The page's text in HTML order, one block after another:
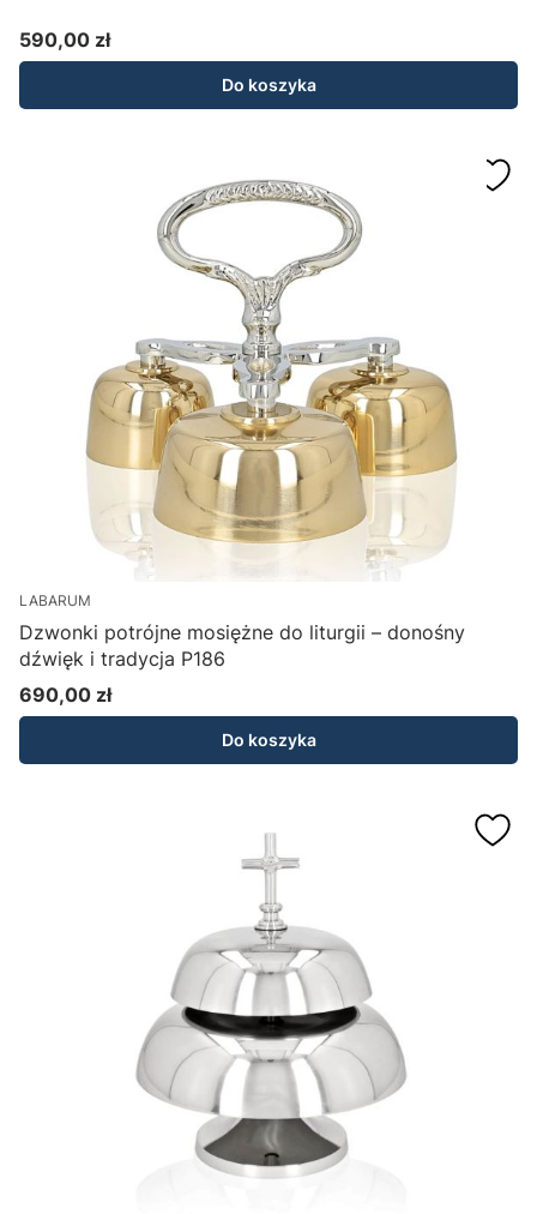
Cena
590,00 zł
Do koszyka
LABARUM
Dzwonki potrójne mosiężne do liturgii – donośny
dźwięk i tradycja P186
Cena
690,00 zł
Do koszyka